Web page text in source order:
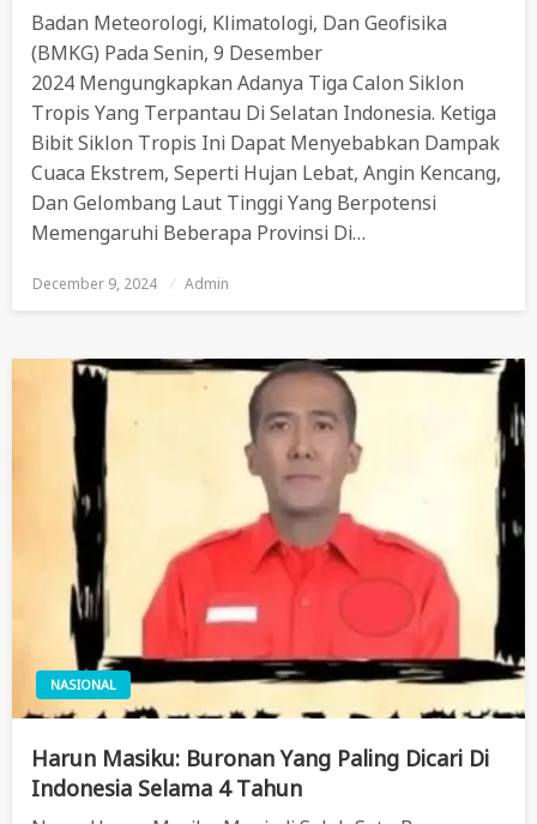
Badan Meteorologi, Klimatologi, Dan Geofisika
(BMKG) Pada Senin, 9 Desember
2024 Mengungkapkan Adanya Tiga Calon Siklon
Tropis Yang Terpantau Di Selatan Indonesia. Ketiga
Bibit Siklon Tropis Ini Dapat Menyebabkan Dampak
Cuaca Ekstrem, Seperti Hujan Lebat, Angin Kencang,
Dan Gelombang Laut Tinggi Yang Berpotensi
Memengaruhi Beberapa Provinsi Di…
Posted
December 9, 2024 Admin
NASIONAL
Harun Masiku: Buronan Yang Paling Dicari Di
Indonesia Selama 4 Tahun